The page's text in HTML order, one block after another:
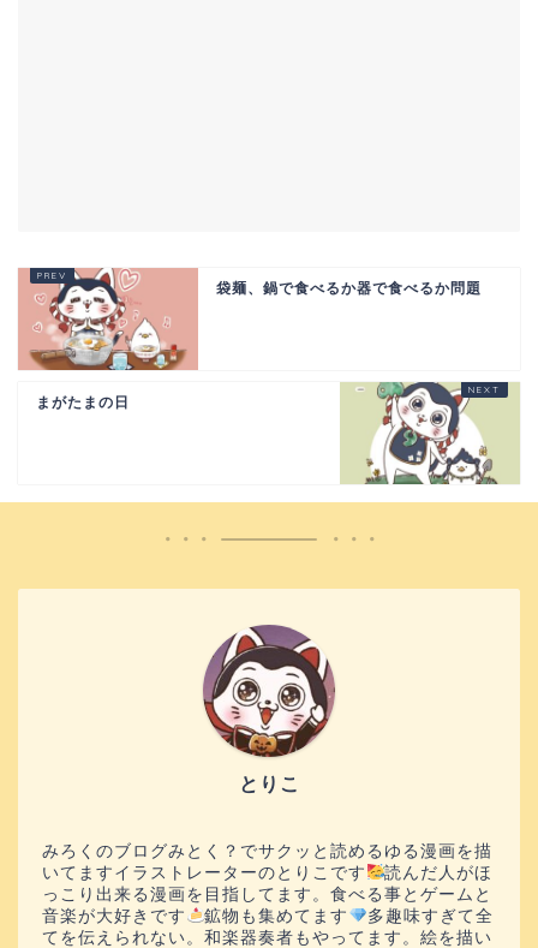
袋麺、鍋で食べるか器で食べるか問題
まがたまの日
とりこ
みろくのブログみとく？でサクッと読めるゆる漫画を描
いてますイラストレーターのとりこです
読んだ人がほ
っこり出来る漫画を目指してます。食べる事とゲームと
音楽が大好きです
鉱物も集めてます
多趣味すぎて全
てを伝えられない。和楽器奏者もやってます。絵を描い